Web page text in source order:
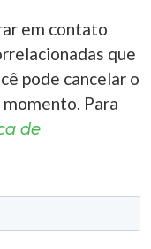
em contato
que
pode cancelar o
Para
de